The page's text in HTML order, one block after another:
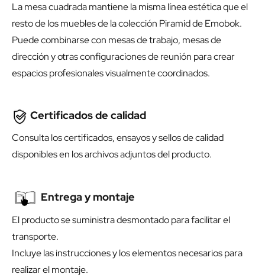
La mesa cuadrada mantiene la misma línea estética que el
resto de los muebles de la colección Piramid de Emobok.
Puede combinarse con mesas de trabajo, mesas de
dirección y otras configuraciones de reunión para crear
espacios profesionales visualmente coordinados.
Certificados de calidad
Consulta los certificados, ensayos y sellos de calidad
disponibles en los archivos adjuntos del producto.
Entrega y montaje
El producto se suministra desmontado para facilitar el
transporte.
Incluye las instrucciones y los elementos necesarios para
realizar el montaje.